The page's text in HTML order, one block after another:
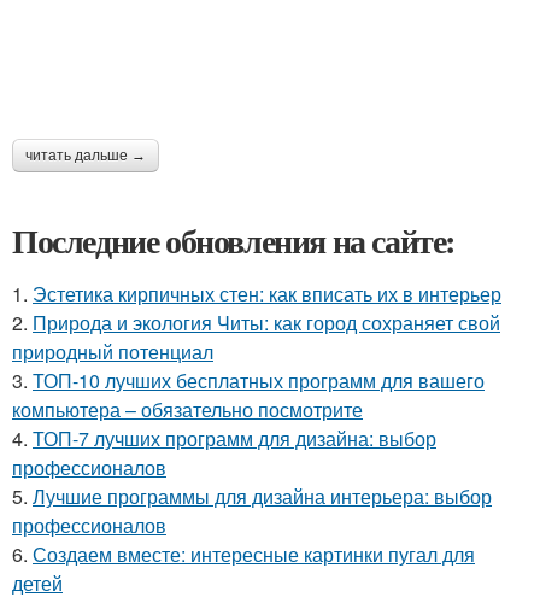
читать дальше →
Последние обновления на сайте:
1. Эстетика кирпичных стен: как вписать их в интерьер
2. Природа и экология Читы: как город сохраняет свой
природный потенциал
3. ТОП-10 лучших бесплатных программ для вашего
компьютера – обязательно посмотрите
4. ТОП-7 лучших программ для дизайна: выбор
профессионалов
5. Лучшие программы для дизайна интерьера: выбор
профессионалов
6. Создаем вместе: интересные картинки пугал для
детей